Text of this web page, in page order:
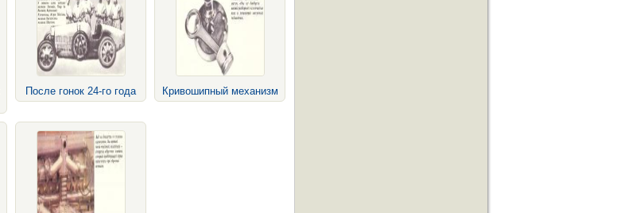
После гонок 24-го года Кривошипный механизм